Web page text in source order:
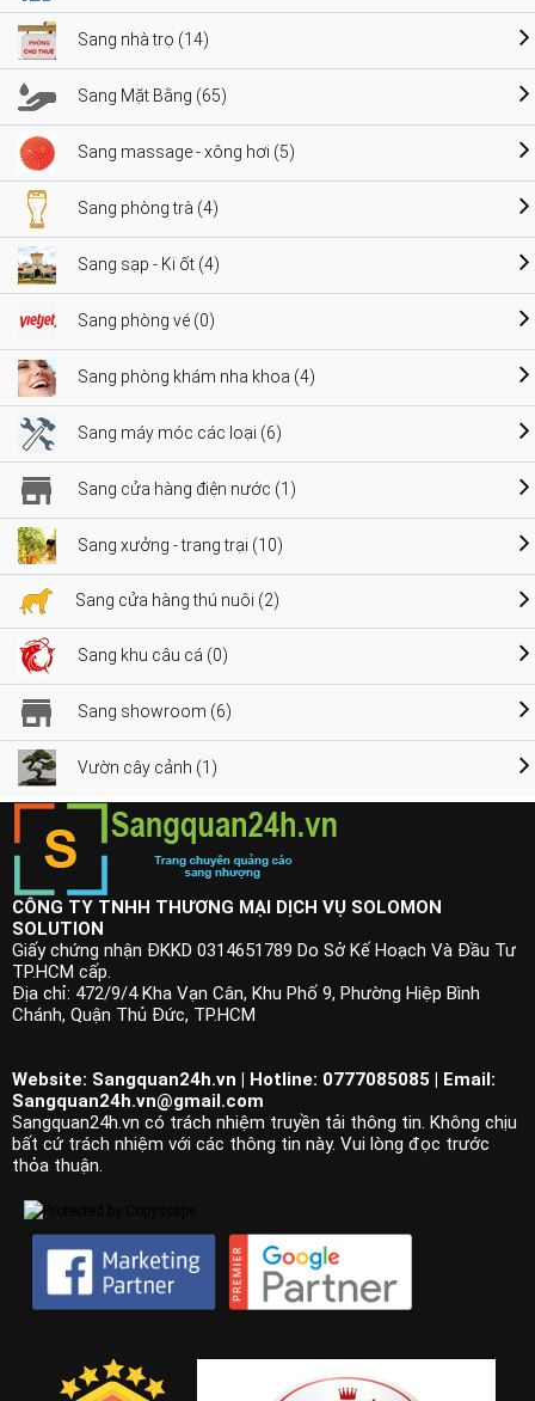
Sang nhà trọ (14)
Sang Mặt Bằng (65)
Sang massage - xông hơi (5)
Sang phòng trà (4)
Sang sạp - Ki ốt (4)
Sang phòng vé (0)
Sang phòng khám nha khoa (4)
Sang máy móc các loại (6)
Sang cửa hàng điện nước (1)
Sang xưởng - trang trại (10)
Sang cửa hàng thú nuôi (2)
Sang khu câu cá (0)
Sang showroom (6)
Vườn cây cảnh (1)
CÔNG TY TNHH THƯƠNG MẠI DỊCH VỤ SOLOMON
SOLUTION
Giấy chứng nhận ĐKKD 0314651789 Do Sở Kế Hoạch Và Đầu Tư
TP.HCM cấp.
Địa chỉ: 472/9/4 Kha Vạn Cân, Khu Phố 9, Phường Hiệp Bình
Chánh, Quận Thủ Đức, TP.HCM
Website: Sangquan24h.vn | Hotline: 0777085085 | Email:
Sangquan24h.vn@gmail.com
Sangquan24h.vn có trách nhiệm truyền tải thông tin. Không chịu
bất cứ trách nhiệm với các thông tin này. Vui lòng đọc trước
thỏa thuận.